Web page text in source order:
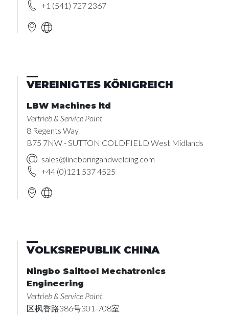
+1 (541) 727 2367
VEREINIGTES KÖNIGREICH
LBW Machines ltd
Vertrieb & Service Point
8 Regents Way
B75 7NW - SUTTON COLDFIELD West Midlands
sales@lineboringandwelding.com
+44 (0)121 537 4525
VOLKSREPUBLIK CHINA
Ningbo Sailtool Mechatronics
Engineering
Vertrieb & Service Point
区枫香路386号301-708室